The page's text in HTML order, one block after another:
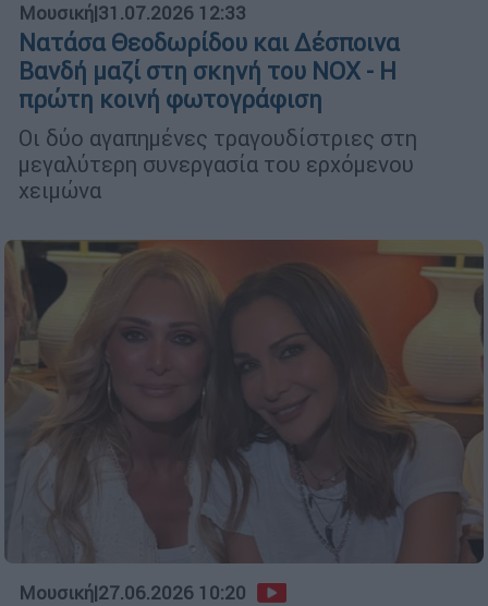
Μουσική|31.07.2026 12:33
Νατάσα Θεοδωρίδου και Δέσποινα
Βανδή μαζί στη σκηνή του NOX - Η
πρώτη κοινή φωτογράφιση
Οι δύο αγαπημένες τραγουδίστριες στη
μεγαλύτερη συνεργασία του ερχόμενου
χειμώνα
Μουσική|27.06.2026 10:20